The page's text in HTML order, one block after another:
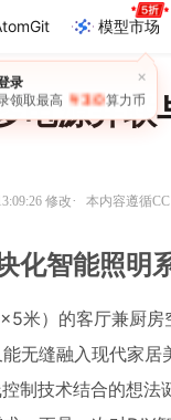
模型市场
×
录
领取最高 ￥30 算力币
电源并
修改· 本内容遵循
化智能照明
米）的客厅兼厨
无缝融入现代家
制技术结合的想